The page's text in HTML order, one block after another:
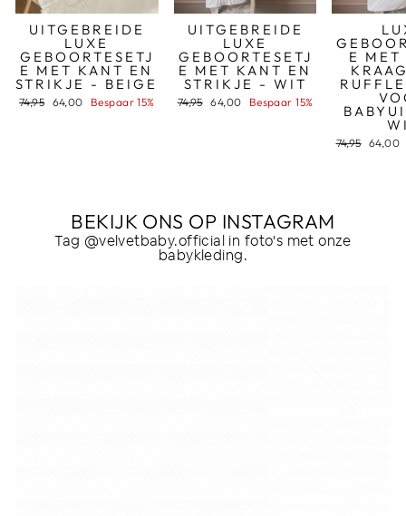
UITGEBREIDE
LUXE
GEBOORTESETJ
E MET KANT EN
STRIKJE - BEIGE
Normale
74,95 Sale
64,00 Bespaar 15%
UITGEBREIDE
LUXE
GEBOORTESETJ
E MET KANT EN
STRIKJE - WIT
Normale
74,95 Sale
64,00 Bespaar 15%
E
Normale
74,95 Sale
64,00
BEKIJK ONS OP INSTAGRAM
Tag @velvetbaby.official in foto's met onze
babykleding.